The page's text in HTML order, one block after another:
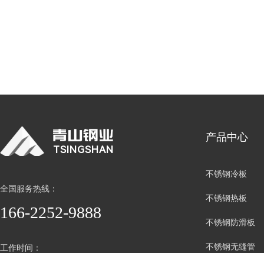
产品中心
TSINGSHAN
不锈钢冷板
不锈钢热板
不锈钢防滑板
不锈钢无缝管
166-2252-9888
全国服务热线：
工作时间：